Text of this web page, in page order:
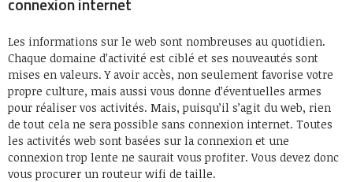
Les informations sur le web sont nombreuses au quotidien.
Chaque domaine d’activité est ciblé et ses nouveautés sont
mises en valeurs. Y avoir accès, non seulement favorise votre
propre culture, mais aussi vous donne d’éventuelles armes
pour réaliser vos activités. Mais, puisqu’il s’agit du web, rien
de tout cela ne sera possible sans connexion internet. Toutes
les activités web sont basées sur la connexion et une
connexion trop lente ne saurait vous profiter. Vous devez donc
vous procurer un routeur wifi de taille.